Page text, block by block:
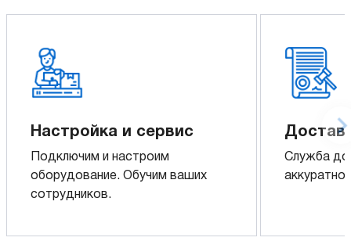
Настройка и сервис
Подключим и настроим
оборудование. Обучим ваших
сотрудников.
Служба
аккуратно